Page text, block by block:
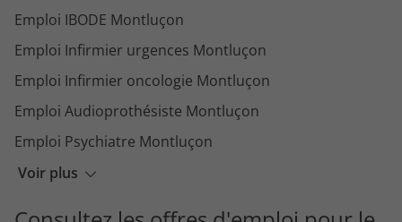
Voir plus
Emploi IBODE Montluçon
Emploi Infirmier urgences Montluçon
Emploi Infirmier oncologie Montluçon
Emploi Audioprothésiste Montluçon
Emploi Psychiatre Montluçon
Emploi Manipulateur de radiologie Montluçon